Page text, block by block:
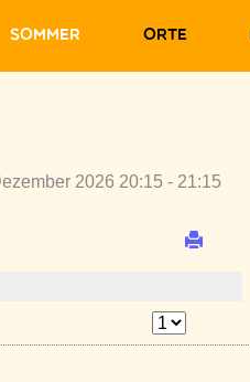
Sommer Orte
2026 20:15 - 21:15